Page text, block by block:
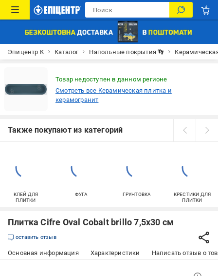
Эпицентр К Каталог Напольные покрытия 👣
Товар недоступен в данном регионе
Смотреть все Керамическая плитка и
керамогранит
Также покупают из категорий
КЛЕЙ ДЛЯ
ПЛИТКИ
ФУГА ГРУНТОВКА
КРЕСТИКИ ДЛЯ
ПЛИТКИ
Плитка Cifre Oval Cobalt brillo 7,5x30 см
оставить отзыв
Основная информация Характеристики Написать отзыв о